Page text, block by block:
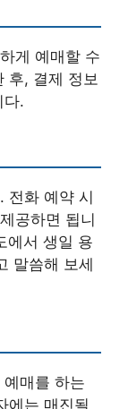
게 예매할 수
후, 결제 정보
다.
전화 예약 시
공하면 됩니
에서 생일 용
말씀해 보세
매를 하는
에는 매진될